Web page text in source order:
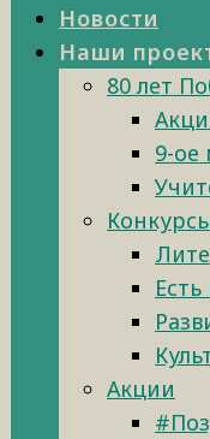
Новости
Наши
80 лет
9-ое
Акции